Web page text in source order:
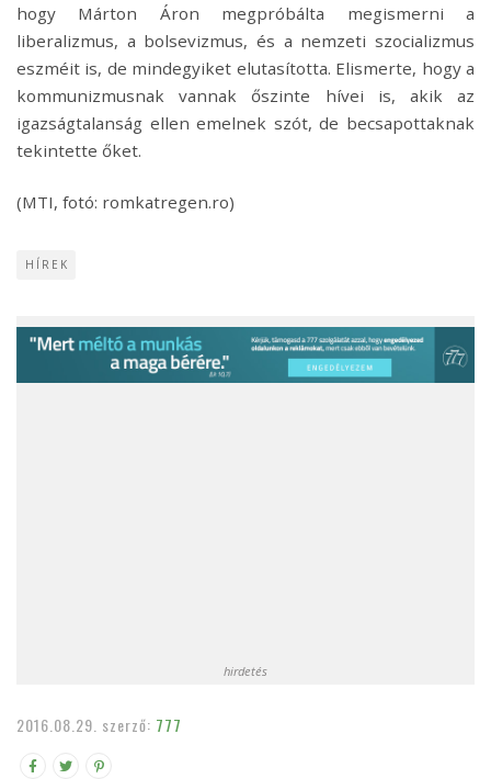
hogy Márton Áron megpróbálta megismerni a
liberalizmus, a bolsevizmus, és a nemzeti szocializmus
eszméit is, de mindegyiket elutasította. Elismerte, hogy a
kommunizmusnak vannak őszinte hívei is, akik az
igazságtalanság ellen emelnek szót, de becsapottaknak
tekintette őket.
(MTI, fotó: romkatregen.ro)
HÍREK
hirdetés
2016.08.29. szerző: 777